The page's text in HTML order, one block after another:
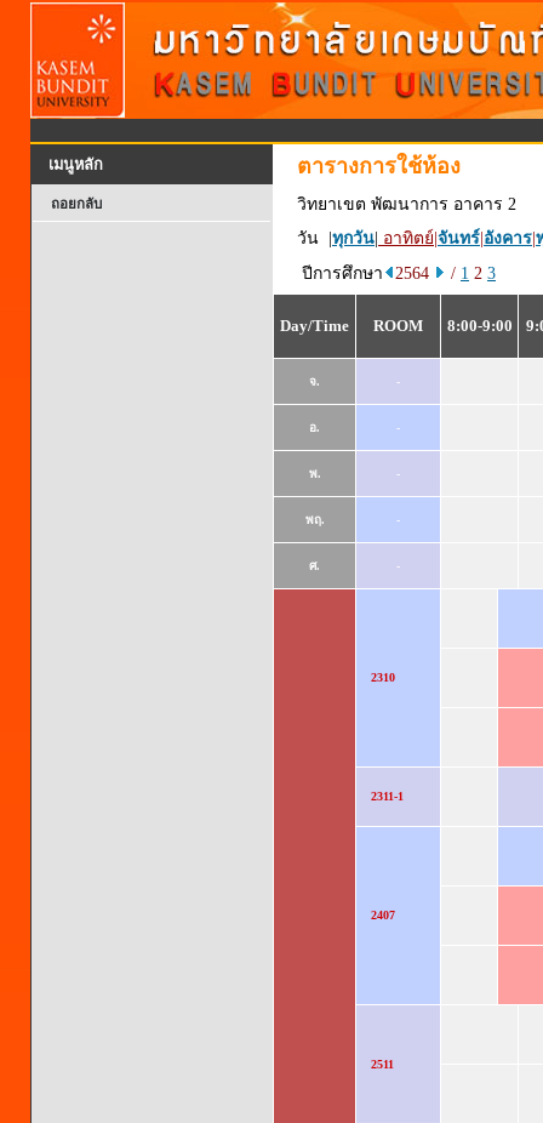
เมนูหลัก
ถอยกลับ
ตารางการใช้ห้อง
วิทยาเขต พัฒนาการ อาคาร 2
วัน | ทุกวัน อาทิตย์ จันทร์ อังคาร
ปีการศึกษา
2564 / 1 2 3
Day/Time ROOM 8:00-9:00
จ. -
อ. -
พ. -
พฤ. -
ศ. -
2310
2311-1
2407
2511